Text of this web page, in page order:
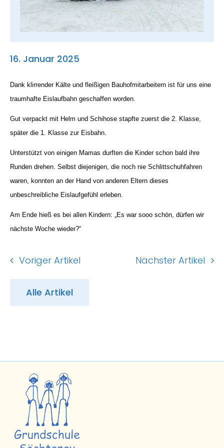
Suche
nach:
16. Januar 2025
Dank klirrender Kälte und fleißigen Bauhofmitarbeitern ist für uns eine
traumhafte Eislaufbahn geschaffen worden.
Gut verpackt mit Helm und Schihose stapfte zuerst die 2. Klasse,
später die 1. Klasse zur Eisbahn.
Unterstützt von einigen Mamas durften die Kinder schon bald ihre
Runden drehen. Selbst diejenigen, die noch nie Schlittschuhfahren
waren, konnten an der Hand von anderen Eltern dieses
unbeschreibliche Eislaufgefühl erleben.
Am Ende hieß es bei allen Kindern: „Es war sooo schön, dürfen wir
nächste Woche wieder?“
Voriger Artikel Nächster Artikel
Alle Artikel